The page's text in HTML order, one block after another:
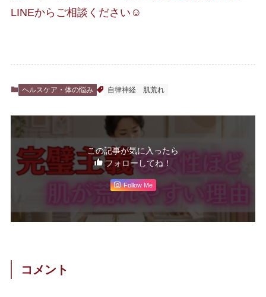
LINEからご相談ください☺️
ヘルスケア・体の悩み 自律神経 肌荒れ
この記事が気に入ったら
フォローしてね！
Follow Me
コメント